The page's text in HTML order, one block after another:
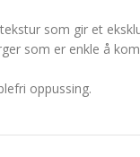
som gir et
som er enkle å
oppussing.